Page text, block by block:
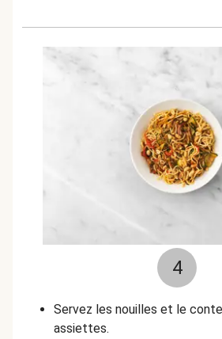
4
Servez les nouilles et le
assiettes.